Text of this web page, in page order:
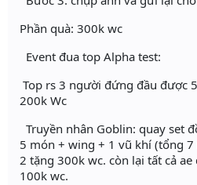
Phần quà: 300k wc
Event đua top Alpha test:
Top rs 3 người đứng đầu được
200k Wc
Truyền nhân Goblin: quay set
5 món + wing + 1 vũ khí (tổng
2 tặng 300k wc. còn lại tất cả
100k wc.